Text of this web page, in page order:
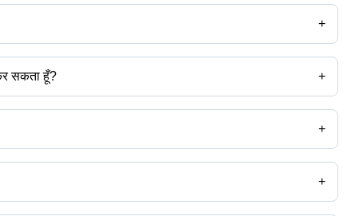
+
संयंत्र हैदराबाद में सब्जी प्रसंस्करण संयंत्र हैदराबाद में मुसब्बर वेरा
प्रसंस्करण संयंत्र हैदराबाद में मसाला प्रसंस्करण संयंत्र हैदराबाद में काजू
सकता हूँ? +
का उपयोग कर सकते हैं जिन्हें भरोसेमंद के रूप में सत्यापित किया गया है। आप एक
+
के लिए Tradeindia का उपयोग कर सकते हैं और अपनी आवश्यकताओं के आधार पर
+